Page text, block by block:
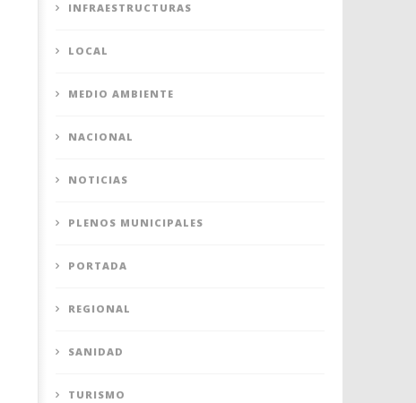
INFRAESTRUCTURAS
LOCAL
MEDIO AMBIENTE
NACIONAL
NOTICIAS
PLENOS MUNICIPALES
PORTADA
REGIONAL
SANIDAD
TURISMO